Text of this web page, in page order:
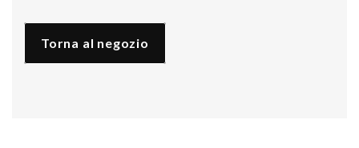
quantità
Torna al negozio